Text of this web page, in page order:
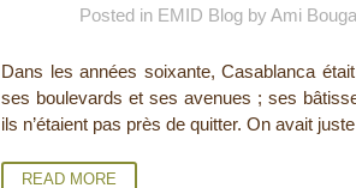
Posted in EMID Blog by Ami
Dans les années soixante, Casablanca
ses boulevards et ses avenues ; ses
ils n’étaient pas près de quitter. On avait
READ MORE